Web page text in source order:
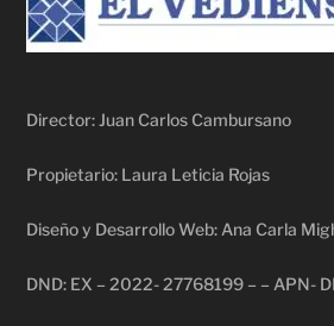
Director: Juan Carlos Cambursano
Propietario: Laura Leticia Rojas
Diseño y Desarrollo Web: Ana Carla
DND: EX – 2022- 27768199 – – APN-